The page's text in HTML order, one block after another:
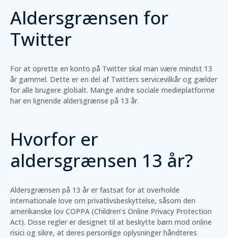
Aldersgrænsen for
Twitter
For at oprette en konto på Twitter skal man være mindst 13
år gammel. Dette er en del af Twitters servicevilkår og gælder
for alle brugere globalt. Mange andre sociale medieplatforme
har en lignende aldersgrænse på 13 år.
Hvorfor er
aldersgrænsen 13 år?
Aldersgrænsen på 13 år er fastsat for at overholde
internationale love om privatlivsbeskyttelse, såsom den
amerikanske lov COPPA (Children’s Online Privacy Protection
Act). Disse regler er designet til at beskytte børn mod online
risici og sikre, at deres personlige oplysninger håndteres